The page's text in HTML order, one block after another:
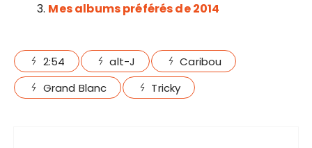
Mes albums préférés de 2014
2:54 alt-J
Caribou
Grand Blanc
Tricky